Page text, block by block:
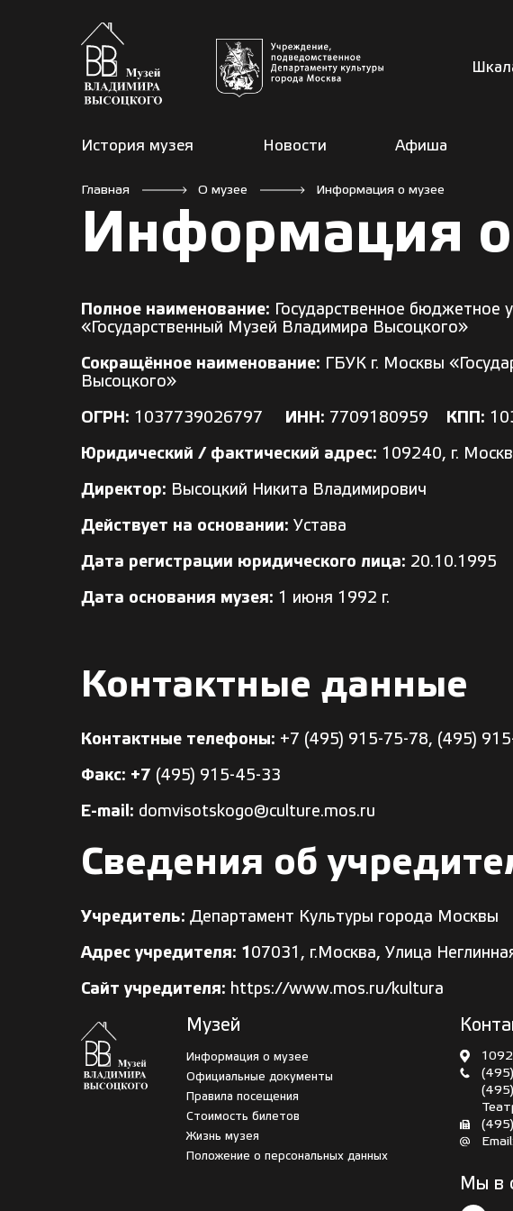
История музея Новости Афиша
Главная О музее Информация о музее
Информация
Полное наименование: Государственное бюджетное
«Государственный Музей Владимира Высоцкого»
Сокращённое наименование: ГБУК г. Москвы
Высоцкого»
ОГРН: 1037739026797 ИНН: 7709180959 КПП:
Юридический / фактический адрес: 109240, г.
Директор: Высоцкий Никита Владимирович
Действует на основании: Устава
Дата регистрации юридического лица: 20.10.1995
Дата основания музея: 1 июня 1992 г.
Контактные данные
Контактные телефоны: +7 (495) 915-75-78, (495)
Факс: +7 (495) 915-45-33
E-mail: domvisotskogo@culture.mos.ru
Сведения об
Учредитель: Департамент Культуры города Москвы
Адрес учредителя: 1 07031, г.Москва, Улица
Сайт учредителя: https://www.mos.ru/kultura
Музей
Информация о музее
Официальные документы
Правила посещения
Стоимость билетов
Жизнь музея
Положение о персональных данных
Email:
Мы в